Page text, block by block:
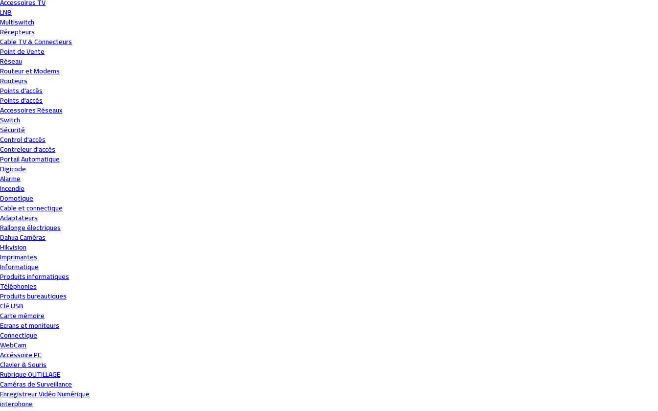
Accessoires TV
LNB
Multiswitch
Récepteurs
Cable TV & Connecteurs
Point de Vente
Réseau
Routeur et Modems
Routeurs
Points d'accès
Points d'accès
Accessoires Réseaux
Switch
Sécurité
Control d'accès
Contreleur d'accès
Portail Automatique
Digicode
Alarme
Incendie
Domotique
Cable et connectique
Adaptateurs
Rallonge électriques
Dahua Caméras
Hikvision
Imprimantes
Informatique
Produits informatiques
Téléphonies
Produits bureautiques
Clé USB
Carte mémoire
Ecrans et moniteurs
Connectique
WebCam
Accéssoire PC
Clavier & Souris
Rubrique OUTILLAGE
Caméras de Surveillance
Enregistreur Vidéo Numérique
interphone